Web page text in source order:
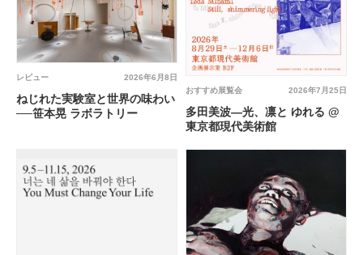
2026年6月8日
レビュー
ねじれた実験室と世界の味わい
──笹本晃 ラボラトリー
2026年7月25日
おすすめ展覧会
多田美波―光、凛と ゆれる @
東京都現代美術館